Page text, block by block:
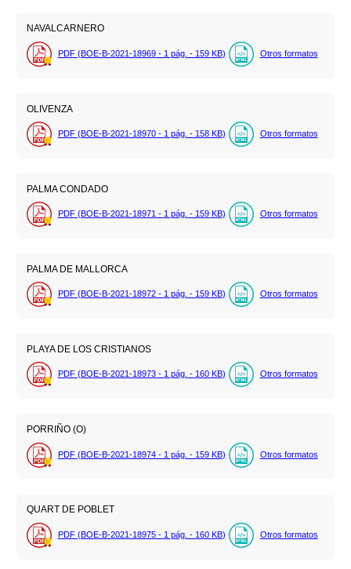
NAVALCARNERO
PDF (BOE-B-2021-18969 - 1 pág. - 159 KB) Otros formatos
OLIVENZA
PDF (BOE-B-2021-18970 - 1 pág. - 158 KB) Otros formatos
PALMA CONDADO
PDF (BOE-B-2021-18971 - 1 pág. - 159 KB) Otros formatos
PALMA DE MALLORCA
PDF (BOE-B-2021-18972 - 1 pág. - 159 KB) Otros formatos
PLAYA DE LOS CRISTIANOS
PDF (BOE-B-2021-18973 - 1 pág. - 160 KB) Otros formatos
PORRIÑO (O)
PDF (BOE-B-2021-18974 - 1 pág. - 159 KB) Otros formatos
QUART DE POBLET
PDF (BOE-B-2021-18975 - 1 pág. - 160 KB) Otros formatos